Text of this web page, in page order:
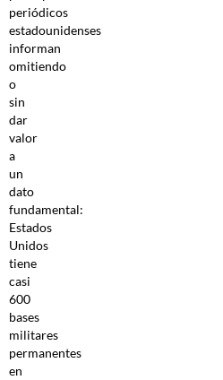
periódicos
estadounidenses
informan
omitiendo
o
sin
dar
valor
a
un
dato
fundamental:
Estados
Unidos
tiene
casi
600
bases
militares
permanentes
en